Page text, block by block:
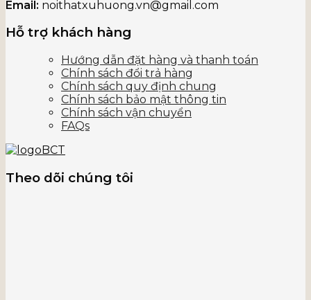
Email: noithatxuhuong.vn@gmail.com
Hỗ trợ khách hàng
Hướng dẫn đặt hàng và thanh toán
Chính sách đổi trả hàng
Chính sách quy định chung
Chính sách bảo mật thông tin
Chính sách vận chuyển
FAQs
Theo dõi chúng tôi